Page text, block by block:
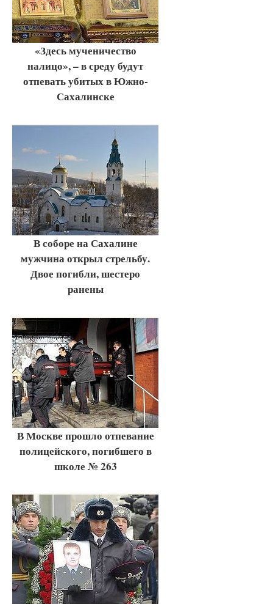
«Здесь мученичество
налицо», – в среду будут
отпевать убитых в Южно-
Сахалинске
В соборе на Сахалине
мужчина открыл стрельбу.
Двое погибли, шестеро
ранены
В Москве прошло отпевание
полицейского, погибшего в
школе № 263